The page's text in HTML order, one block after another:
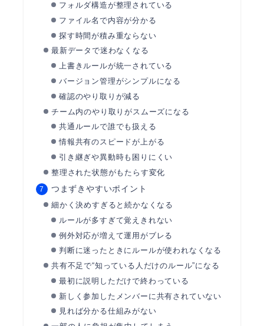
フォルダ構造が整理されている
ファイル名で内容が分かる
探す時間が積み重ならない
最新データで迷わなくなる
上書きルールが統一されている
バージョン管理がシンプルになる
確認のやり取りが減る
チーム内のやり取りがスムーズになる
共通ルールで誰でも扱える
情報共有のスピードが上がる
引き継ぎや異動時も困りにくい
整理された状態がもたらす変化
つまずきやすいポイント
細かく決めすぎると続かなくなる
ルールが多すぎて覚えきれない
例外対応が増えて運用がブレる
判断に迷ったときにルールが使われなくなる
共有不足で“知っている人だけのルール”になる
最初に説明しただけで終わっている
新しく参加したメンバーに共有されていない
見れば分かる仕組みがない